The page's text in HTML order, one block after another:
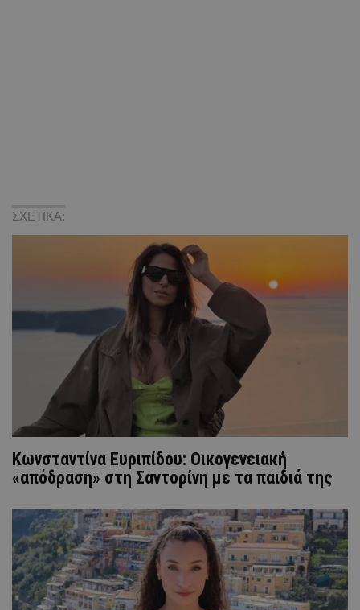
ΣΧΕΤΙΚΑ:
Κωνσταντίνα Ευριπίδου: Οικογενειακή
«απόδραση» στη Σαντορίνη με τα παιδιά της